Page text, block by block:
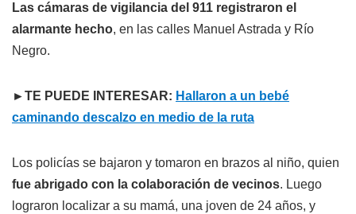
Las cámaras de vigilancia del 911 registraron el
alarmante hecho, en las calles Manuel Astrada y Río
Negro.
►TE PUEDE INTERESAR: Hallaron a un bebé
caminando descalzo en medio de la ruta
Los policías se bajaron y tomaron en brazos al niño, quien
fue abrigado con la colaboración de vecinos. Luego
lograron localizar a su mamá, una joven de 24 años, y